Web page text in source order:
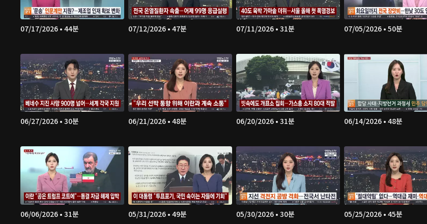
07/17/2026 • 44분 07/12/2026 • 47분 07/11/2026 • 31분 07/05/2026 • 50분
06/27/2026 • 30분 06/21/2026 • 48분 06/20/2026 • 31분 06/14/2026 • 48분
06/06/2026 • 31분 05/31/2026 • 49분 05/30/2026 • 30분 05/25/2026 • 45분